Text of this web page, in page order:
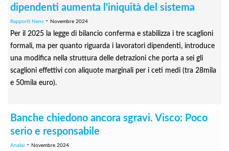
dipendenti aumenta l'iniquità del sistema
Rapporti Nens - Novembre 2024
Per il 2025 la legge di bilancio conferma e stabilizza i tre scaglioni
formali, ma per quanto riguarda i lavoratori dipendenti, introduce
una modifica nella struttura delle detrazioni che porta a sei gli
scaglioni effettivi con aliquote marginali per i ceti medi (tra 28mila
e 50mila euro).
Banche chiedono ancora sgravi. Visco: Poco
serio e responsabile
Analisi - Novembre 2024